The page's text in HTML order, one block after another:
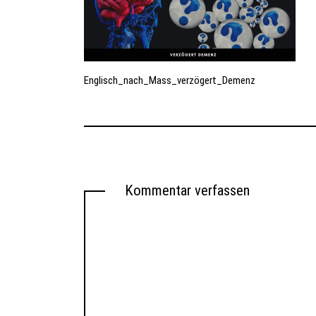
Englisch_nach_Mass_verzögert_Demenz
Kommentar verfassen